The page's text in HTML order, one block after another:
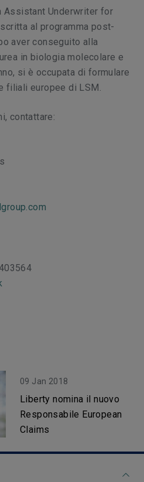
Assistant Underwriter for
al programma post-
aver conseguito alla
in biologia molecolare e
si è occupata di formulare
filiali europee di LSM.
contattare:
09 Jan 2018
Liberty nomina il nuovo
Responsabile European
Claims